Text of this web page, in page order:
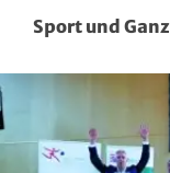
Sport und